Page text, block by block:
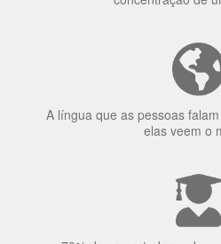
Ser fluente em dois idiomas
A língua que as pessoas